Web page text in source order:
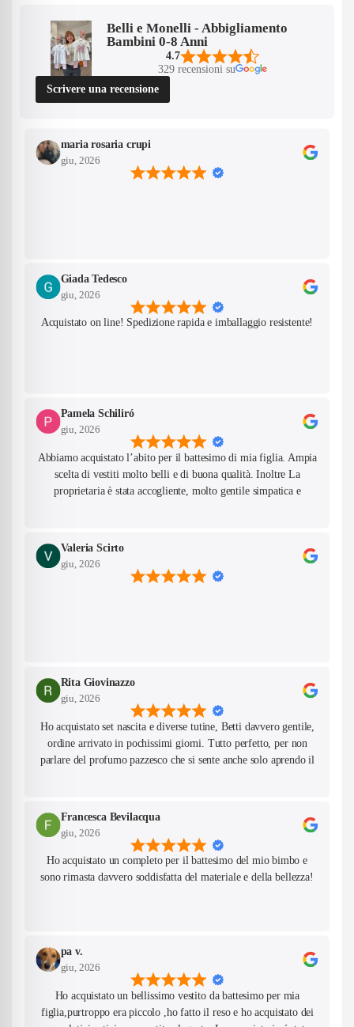
Belli e Monelli - Abbigliamento
Bambini 0-8 Anni
4.7
329 recensioni su
Scrivere una recensione
maria rosaria crupi
giu, 2026
Giada Tedesco
giu, 2026
Acquistato on line! Spedizione rapida e imballaggio resistente!
Pamela Schiliró
giu, 2026
Abbiamo acquistato l’abito per il battesimo di mia figlia. Ampia
scelta di vestiti molto belli e di buona qualità. Inoltre La
proprietaria è stata accogliente, molto gentile simpatica e
Valeria Scirto
giu, 2026
Rita Giovinazzo
giu, 2026
Ho acquistato set nascita e diverse tutine, Betti davvero gentile,
ordine arrivato in pochissimi giorni. Tutto perfetto, per non
parlare del profumo pazzesco che si sente anche solo aprendo il
Francesca Bevilacqua
giu, 2026
Ho acquistato un completo per il battesimo del mio bimbo e
sono rimasta davvero soddisfatta del materiale e della bellezza!
pa v.
giu, 2026
Ho acquistato un bellissimo vestito da battesimo per mia
figlia,purtroppo era piccolo ,ho fatto il reso e ho acquistato dei
No, I'm not Yes, I am